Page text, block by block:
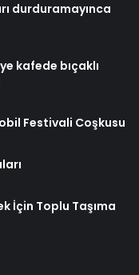
durduramayınca
kafede bıçaklı
Festivali Coşkusu
İçin Toplu Taşıma